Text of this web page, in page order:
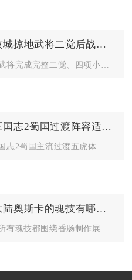
作为攻城掠地武将二觉后战斗力提升多少
少年三国志2蜀国过渡阵容适合哪些平民玩家
少年三国志2蜀国主流过渡五虎体系、红将无金阵容，最适配零氪白...
斗罗大陆奥斯卡的魂技有哪些特点
奥斯卡所有魂技都围绕香肠制作展开，整体以团队续航、属性增幅、...